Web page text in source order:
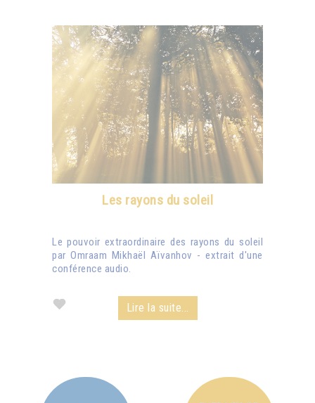
Les rayons du soleil
Le pouvoir extraordinaire des rayons du soleil
par Omraam Mikhaël Aïvanhov - extrait d'une
conférence audio.
Lire la suite...